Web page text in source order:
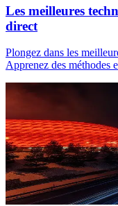
Les meilleures
direct
Plongez dans les
Apprenez des méthodes